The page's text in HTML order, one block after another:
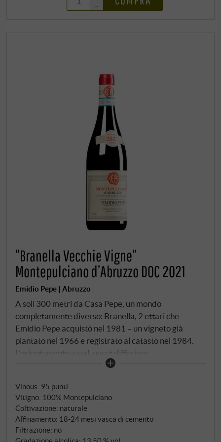
–
“Branella Vecchie Vigne”
Montepulciano d’Abruzzo DOC 2021
Emidio Pepe | Abruzzo
A soli 300 metri da Casa Pepe, un mondo
completamente diverso: Branella, 2 ettari che
Emidio Pepe acquistò nel 1981 – un vigneto già
piantato nel 1966 e registrato al catasto nel 1984.
L'orientamento a sud-ovest differisce
dall'esposizione diretta a sud di Casa Pepe e, mentre
diversità geologica all'interno dell'appezzamento:
Nella parte settentrionale, più alta, la classica marna
"a chiazze" di colore blu, al centro una zona sabbiosa
pronunciata con un pH più basso, quasi neutro, sotto
depositi più profondi di argilla e carbonato di calcio. I
Vinous: 95 punti
Vitigno: 100% Montepulciano
Coltivazione: naturale
Affinamento: 18‑24 mesi vasca di cemento
Filtrazione: no